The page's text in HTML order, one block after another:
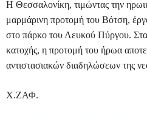
Η Θεσσαλονίκη, τιμώντας την
μαρμάρινη προτομή του Βότση,
στο πάρκο του Λευκού Πύργου. Στα
κατοχής, η προτομή του ήρωα
αντιστασιακών διαδηλώσεων της
Χ.ΖΑΦ.